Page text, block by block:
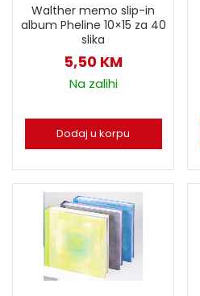
Walther memo slip-in
album Pheline 10×15 za 40
slika
5,50 KM
Na zalihi
Dodaj u korpu